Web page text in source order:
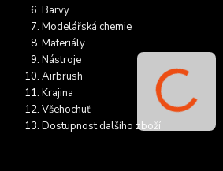
Barvy
Modelářská chemie
Materiály
Nástroje
Airbrush
Krajina
Všehochuť
Dostupnost dalšího zboží